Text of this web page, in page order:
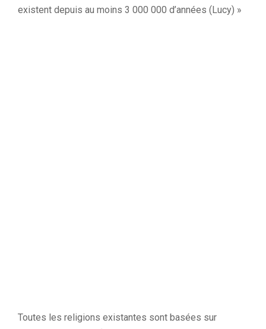
existent depuis au moins 3 000 000 d’années (Lucy) »
Toutes les religions existantes sont basées sur